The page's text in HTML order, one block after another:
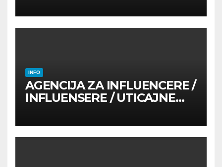
INFO
AGENCIJA ZA INFLUENCERE /
INFLUENSERE / UTICAJNE